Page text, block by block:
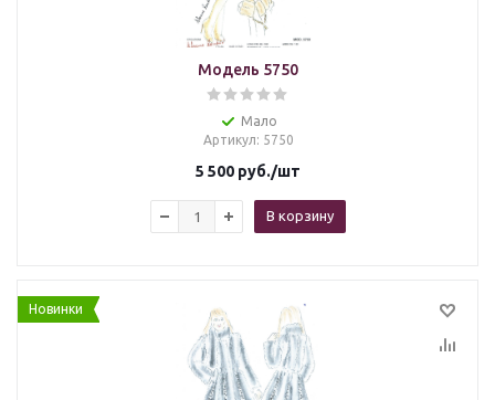
Модель 5750
Мало
Артикул: 5750
5 500 руб./шт
В корзину
Новинки